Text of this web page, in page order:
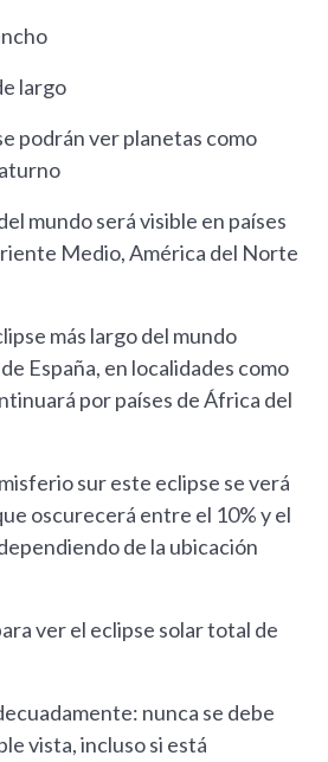
largo
podrán ver planetas como
mundo será visible en países
Medio, América del Norte
más largo del mundo
España, en localidades como
por países de África del
sur este eclipse se verá
oscurecerá entre el 10% y el
de la ubicación
ver el eclipse solar total de
nunca se debe
vista, incluso si está